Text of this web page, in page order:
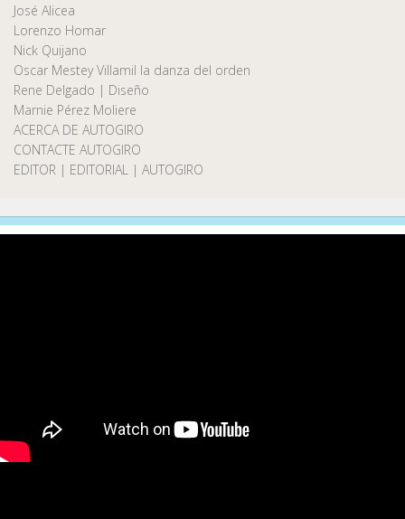
José Alicea
Lorenzo Homar
Nick Quijano
Oscar Mestey Villamil la danza del orden
Rene Delgado | Diseño
Marnie Pérez Moliere
ACERCA DE AUTOGIRO
CONTACTE AUTOGIRO
EDITOR | EDITORIAL | AUTOGIRO